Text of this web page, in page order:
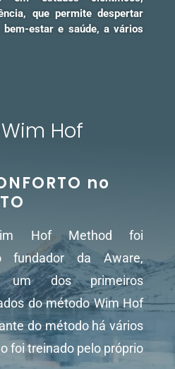
que permite despertar
bem-estar e saúde, a vários
Hof
no
Hof Method foi
fundador da Aware,
um dos primeiros
do método Wim Hof
do método há vários
foi treinado pelo próprio